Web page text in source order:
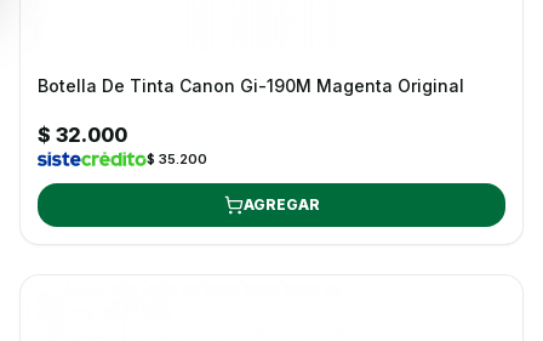
Botella De Tinta Canon Gi-190M Magenta Original
$ 32.000
$ 35.200
AGREGAR